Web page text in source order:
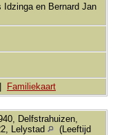
Idzinga en Bernard Jan
Familiekaart
Delfstrahuizen,
Lelystad
(Leeftijd